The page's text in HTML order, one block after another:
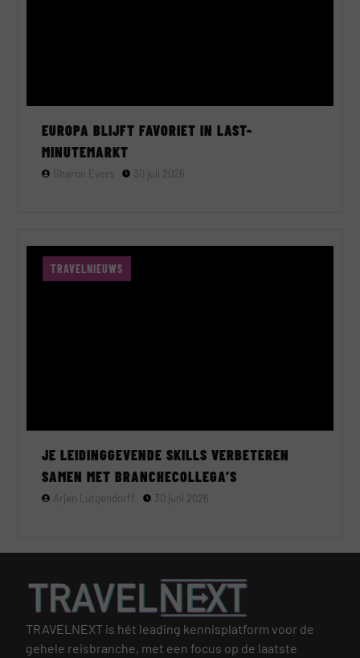
EUROPA BLIJFT FAVORIET IN LAST-
MINUTEMARKT
Sharon Evers 30 juli 2026
TRAVELNIEUWS
JE LEIDINGGEVENDE SKILLS VERBETEREN
SAMEN MET BRANCHECOLLEGA’S
Arjen Lutgendorff 30 juni 2026
TRAVELNEXT is hét leading kennisplatform voor de
gehele reisbranche, met een focus op de laatste